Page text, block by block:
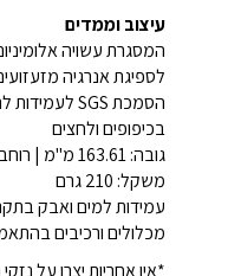
עיצוב וממדים
המסגרת עשויה
לספיגת אנרגיה
בכיפופים ולחצים
גובה: 163.61 מ"מ | רוחב: 78.09 מ"מ | עובי: 7.96 מ"מ
משקל: 210 גרם
מכלולים ורכיבים